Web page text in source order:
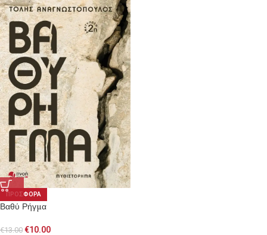
ΠΡΟΣΦΟΡΑ
Βαθύ Ρήγμα
€13.00 €10.00